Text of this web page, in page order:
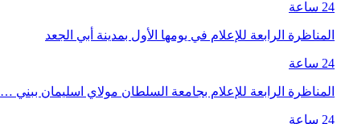
24 ساعة
المناظرة الرابعة للإعلام في يومها الأول بمدينة أبي الجعد
24 ساعة
المناظرة الرابعة للإعلام بجامعة السلطان مولاي اسليمان ببني …
24 ساعة